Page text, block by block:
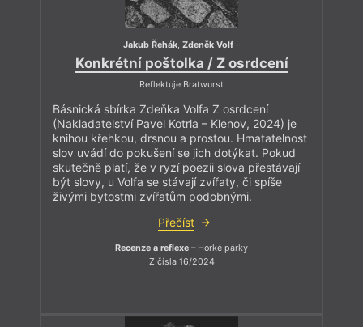
Jakub Řehák, Zdeněk Volf –
Konkrétní poštolka / Z osrdcení
Reflektuje Bratwurst
Básnická sbírka Zdeňka Volfa Z osrdcení
(Nakladatelství Pavel Kotrla – Klenov, 2024) je
knihou křehkou, drsnou a prostou. Hmatatelnost
slov uvádí do pokušení se jich dotýkat. Pokud
skutečně platí, že v ryzí poezii slova přestávají
být slovy, u Volfa se stávají zvířaty, či spíše
živými bytostmi zvířatům podobnými.
Přečíst
Recenze a reflexe – Horké párky
Z čísla 16/2024